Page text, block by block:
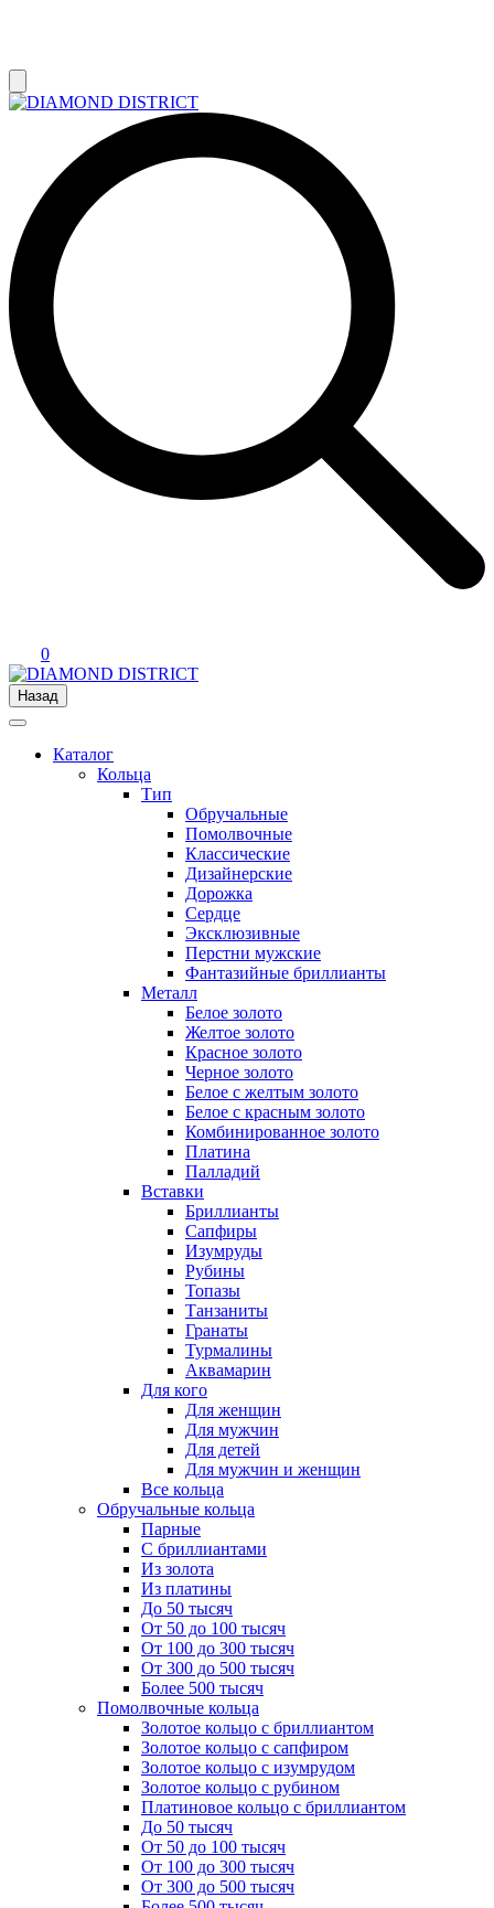
0
Назад
Каталог
Кольца
Тип
Обручальные
Помолвочные
Классические
Дизайнерские
Дорожка
Сердце
Эксклюзивные
Перстни мужские
Фантазийные бриллианты
Металл
Белое золото
Желтое золото
Красное золото
Черное золото
Белое с желтым золото
Белое с красным золото
Комбинированное золото
Платина
Палладий
Вставки
Бриллианты
Сапфиры
Изумруды
Рубины
Топазы
Танзаниты
Гранаты
Турмалины
Аквамарин
Для кого
Для женщин
Для мужчин
Для детей
Для мужчин и женщин
Все кольца
Обручальные кольца
Парные
С бриллиантами
Из золота
Из платины
До 50 тысяч
От 50 до 100 тысяч
От 100 до 300 тысяч
От 300 до 500 тысяч
Более 500 тысяч
Помолвочные кольца
Золотое кольцо с бриллиантом
Золотое кольцо с сапфиром
Золотое кольцо с изумрудом
Золотое кольцо с рубином
Платиновое кольцо с бриллиантом
До 50 тысяч
От 50 до 100 тысяч
От 100 до 300 тысяч
От 300 до 500 тысяч